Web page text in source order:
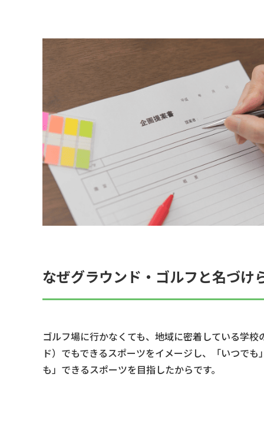
なぜグラウンド・ゴルフと名づけ
ゴルフ場に行かなくても、地域に密着している学
ド）でもできるスポーツをイメージし、「いつで
も」できるスポーツを目指したからです。